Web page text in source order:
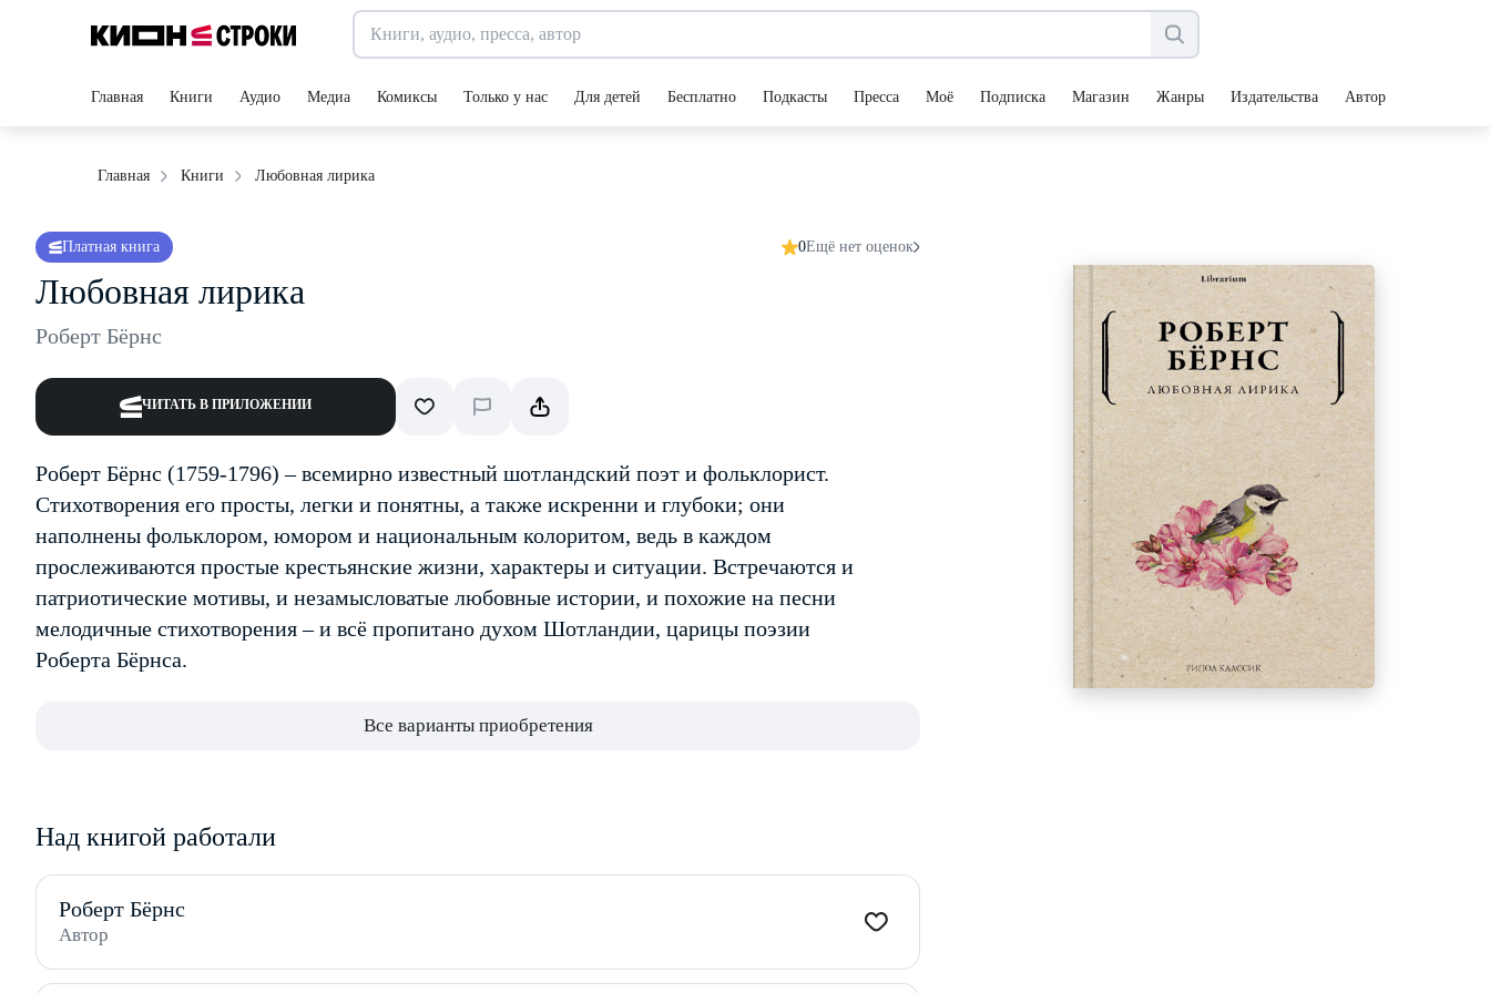
Главная Книги Аудио Медиа Комиксы Только у нас Для детей Бесплатно Подкасты Пресса Моё Подписка Магазин Жанры Издательства Авторы
Главная Книги Любовная лирика
Платная книга 0Ещё нет оценок
Любовная лирика
Роберт Бёрнс
ЧИТАТЬ В ПРИЛОЖЕНИИ
Роберт Бёрнс (1759-1796) – всемирно известный шотландский поэт и фольклорист.
Стихотворения его просты, легки и понятны, а также искренни и глубоки; они
наполнены фольклором, юмором и национальным колоритом, ведь в каждом
прослеживаются простые крестьянские жизни, характеры и ситуации. Встречаются и
патриотические мотивы, и незамысловатые любовные истории, и похожие на песни
мелодичные стихотворения – и всё пропитано духом Шотландии, царицы поэзии
Роберта Бёрнса.
Все варианты приобретения
Над книгой работали
Роберт Бёрнс
Автор